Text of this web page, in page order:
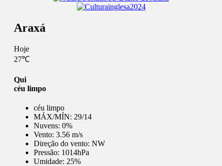
Araxá
Hoje
27℃
Qui
céu limpo
céu limpo
MÁX/MÍN: 29/14
Nuvens: 0%
Vento: 3.56 m/s
Direção do vento: NW
Pressão: 1014hPa
Umidade: 25%